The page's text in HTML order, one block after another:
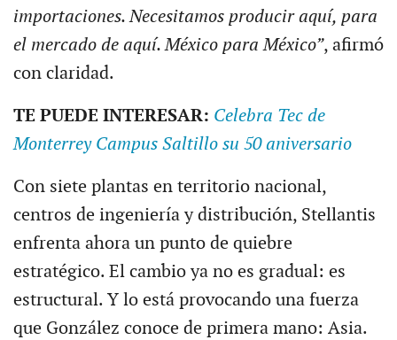
importaciones. Necesitamos producir aquí, para
el mercado de aquí. México para México”, afirmó
con claridad.
TE PUEDE INTERESAR: Celebra Tec de
Monterrey Campus Saltillo su 50 aniversario
Con siete plantas en territorio nacional,
centros de ingeniería y distribución, Stellantis
enfrenta ahora un punto de quiebre
estratégico. El cambio ya no es gradual: es
estructural. Y lo está provocando una fuerza
que González conoce de primera mano: Asia.